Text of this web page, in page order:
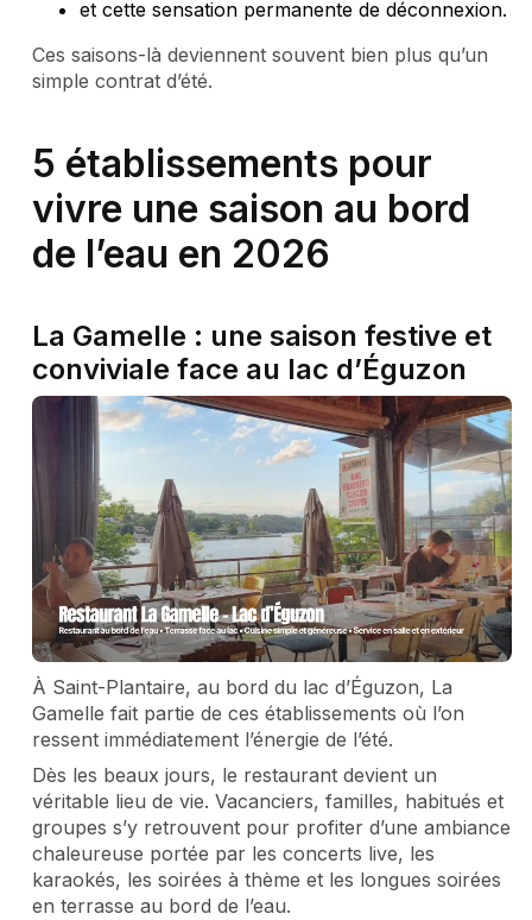
et cette sensation permanente de déconnexion.
Ces saisons-là deviennent souvent bien plus qu’un
simple contrat d’été.
5 établissements pour
vivre une saison au bord
de l’eau en 2026
La Gamelle : une saison festive et
conviviale face au lac d’Éguzon
À Saint-Plantaire, au bord du lac d’Éguzon, La
Gamelle fait partie de ces établissements où l’on
ressent immédiatement l’énergie de l’été.
Dès les beaux jours, le restaurant devient un
véritable lieu de vie. Vacanciers, familles, habitués et
groupes s’y retrouvent pour profiter d’une ambiance
chaleureuse portée par les concerts live, les
karaokés, les soirées à thème et les longues soirées
en terrasse au bord de l’eau.